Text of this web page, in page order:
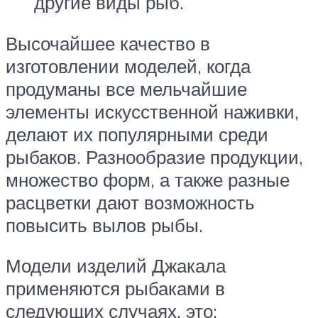
Высочайшее качество в
изготовлении моделей, когда
продуманы все мельчайшие
элементы искусственной наживки,
делают их популярными среди
рыбаков. Разнообразие продукции,
множество форм, а также разные
расцветки дают возможность
повысить вылов рыбы.
Модели изделий Джакала
применяются рыбаками в
следующих случаях, это: